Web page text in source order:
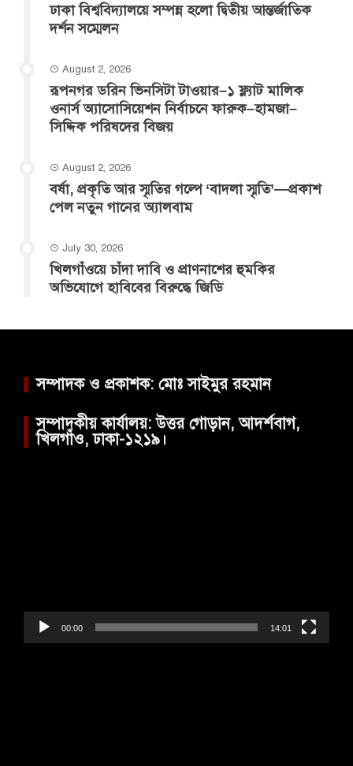
ঢাকা বিশ্ববিদ্যালয়ে সম্পন্ন হলো দ্বিতীয় আন্তর্জাতিক
দর্শন সম্মেলন
August 2, 2026
রূপনগর ডরিন ভিনসিটা টাওয়ার–১ ফ্ল্যাট মালিক
ওনার্স অ্যাসোসিয়েশন নির্বাচনে ফারুক–হামজা–
সিদ্দিক পরিষদের বিজয়
August 2, 2026
বর্ষা, প্রকৃতি আর স্মৃতির গল্পে ‘বাদলা স্মৃতি’—প্রকাশ
পেল নতুন গানের অ্যালবাম
July 30, 2026
খিলগাঁওয়ে চাঁদা দাবি ও প্রাণনাশের হুমকির
অভিযোগে হাবিবের বিরুদ্ধে জিডি
সম্পাদক ও প্রকাশক: মোঃ সাইমুর রহমান
সম্পাদকীয় কার্যালয়: উত্তর গোড়ান, আদর্শবাগ,
খিলগাঁও, ঢাকা-১২১৯।
00:00 14:01